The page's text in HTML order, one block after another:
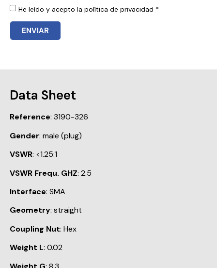
He leído y acepto la política de privacidad *
ENVIAR
Data Sheet
Reference: 3190-326
Gender: male (plug)
VSWR: <1.25:1
VSWR Frequ. GHZ: 2.5
Interface: SMA
Geometry: straight
Coupling Nut: Hex
Weight L: 0.02